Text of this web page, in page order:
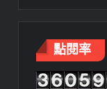
點閱率